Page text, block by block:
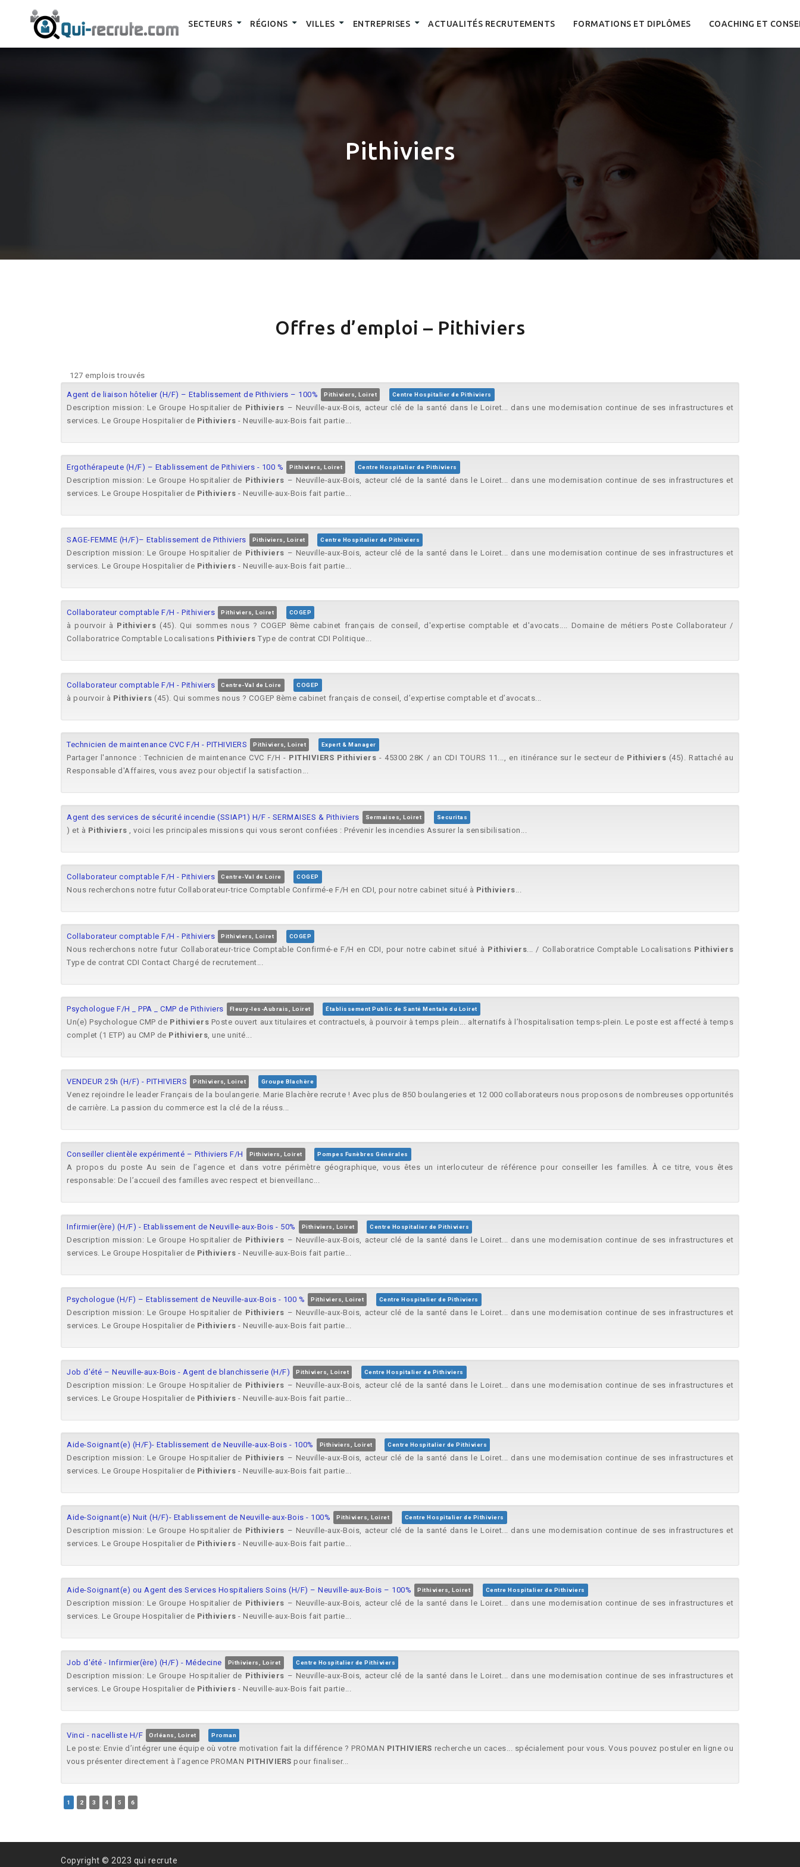
SECTEURS RÉGIONS VILLES ENTREPRISES ACTUALITÉS RECRUTEMENTS FORMATIONS ET DIPLÔMES COACHING ET
Pithiviers
Offres d’emploi – Pithiviers
127 emplois trouvés
Agent de liaison hôtelier (H/F) – Etablissement de Pithiviers – 100% Pithiviers, Loiret Centre Hospitalier de Pithiviers
Description mission: Le Groupe Hospitalier de Pithiviers – Neuville-aux-Bois, acteur clé de la santé dans le Loiret... dans une modernisation continue de ses infrastructures et
services. Le Groupe Hospitalier de Pithiviers - Neuville-aux-Bois fait partie...
Ergothérapeute (H/F) – Etablissement de Pithiviers - 100 % Pithiviers, Loiret Centre Hospitalier de Pithiviers
Description mission: Le Groupe Hospitalier de Pithiviers – Neuville-aux-Bois, acteur clé de la santé dans le Loiret... dans une modernisation continue de ses infrastructures et
services. Le Groupe Hospitalier de Pithiviers - Neuville-aux-Bois fait partie...
SAGE-FEMME (H/F)– Etablissement de Pithiviers Pithiviers, Loiret Centre Hospitalier de Pithiviers
Description mission: Le Groupe Hospitalier de Pithiviers – Neuville-aux-Bois, acteur clé de la santé dans le Loiret... dans une modernisation continue de ses infrastructures et
services. Le Groupe Hospitalier de Pithiviers - Neuville-aux-Bois fait partie...
Collaborateur comptable F/H - Pithiviers Pithiviers, Loiret COGEP
à pourvoir à Pithiviers (45). Qui sommes nous ? COGEP 8ème cabinet français de conseil, d'expertise comptable et d'avocats.... Domaine de métiers Poste Collaborateur /
Collaboratrice Comptable Localisations Pithiviers Type de contrat CDI Politique...
Collaborateur comptable F/H - Pithiviers Centre-Val de Loire COGEP
à pourvoir à Pithiviers (45). Qui sommes nous ? COGEP 8ème cabinet français de conseil, d’expertise comptable et d’avocats...
Technicien de maintenance CVC F/H - PITHIVIERS Pithiviers, Loiret Expert & Manager
Partager l'annonce : Technicien de maintenance CVC F/H - PITHIVIERS Pithiviers - 45300 28K / an CDI TOURS 11..., en itinérance sur le secteur de Pithiviers (45). Rattaché au
Responsable d'Affaires, vous avez pour objectif la satisfaction...
Agent des services de sécurité incendie (SSIAP1) H/F - SERMAISES & Pithiviers Sermaises, Loiret Securitas
) et à Pithiviers , voici les principales missions qui vous seront confiées : Prévenir les incendies Assurer la sensibilisation...
Collaborateur comptable F/H - Pithiviers Centre-Val de Loire COGEP
Nous recherchons notre futur Collaborateur-trice Comptable Confirmé-e F/H en CDI, pour notre cabinet situé à Pithiviers...
Collaborateur comptable F/H - Pithiviers Pithiviers, Loiret COGEP
Nous recherchons notre futur Collaborateur-trice Comptable Confirmé-e F/H en CDI, pour notre cabinet situé à Pithiviers... / Collaboratrice Comptable Localisations Pithiviers
Type de contrat CDI Contact Chargé de recrutement...
Psychologue F/H _ PPA _ CMP de Pithiviers Fleury-les-Aubrais, Loiret Établissement Public de Santé Mentale du Loiret
Un(e) Psychologue CMP de Pithiviers Poste ouvert aux titulaires et contractuels, à pourvoir à temps plein... alternatifs à l’hospitalisation temps-plein. Le poste est affecté à temps
complet (1 ETP) au CMP de Pithiviers, une unité...
VENDEUR 25h (H/F) - PITHIVIERS Pithiviers, Loiret Groupe Blachère
Venez rejoindre le leader Français de la boulangerie. Marie Blachère recrute ! Avec plus de 850 boulangeries et 12 000 collaborateurs nous proposons de nombreuses opportunités
de carrière. La passion du commerce est la clé de la réuss...
Conseiller clientèle expérimenté – Pithiviers F/H Pithiviers, Loiret Pompes Funèbres Générales
A propos du poste Au sein de l’agence et dans votre périmètre géographique, vous êtes un interlocuteur de référence pour conseiller les familles. À ce titre, vous êtes
responsable: De l’accueil des familles avec respect et bienveillanc...
Infirmier(ère) (H/F) - Etablissement de Neuville-aux-Bois - 50% Pithiviers, Loiret Centre Hospitalier de Pithiviers
Description mission: Le Groupe Hospitalier de Pithiviers – Neuville-aux-Bois, acteur clé de la santé dans le Loiret... dans une modernisation continue de ses infrastructures et
services. Le Groupe Hospitalier de Pithiviers - Neuville-aux-Bois fait partie...
Psychologue (H/F) – Etablissement de Neuville-aux-Bois - 100 % Pithiviers, Loiret Centre Hospitalier de Pithiviers
Description mission: Le Groupe Hospitalier de Pithiviers – Neuville-aux-Bois, acteur clé de la santé dans le Loiret... dans une modernisation continue de ses infrastructures et
services. Le Groupe Hospitalier de Pithiviers - Neuville-aux-Bois fait partie...
Job d’été – Neuville-aux-Bois - Agent de blanchisserie (H/F) Pithiviers, Loiret Centre Hospitalier de Pithiviers
Description mission: Le Groupe Hospitalier de Pithiviers – Neuville-aux-Bois, acteur clé de la santé dans le Loiret... dans une modernisation continue de ses infrastructures et
services. Le Groupe Hospitalier de Pithiviers - Neuville-aux-Bois fait partie...
Aide-Soignant(e) (H/F)- Etablissement de Neuville-aux-Bois - 100% Pithiviers, Loiret Centre Hospitalier de Pithiviers
Description mission: Le Groupe Hospitalier de Pithiviers – Neuville-aux-Bois, acteur clé de la santé dans le Loiret... dans une modernisation continue de ses infrastructures et
services. Le Groupe Hospitalier de Pithiviers - Neuville-aux-Bois fait partie...
Aide-Soignant(e) Nuit (H/F)- Etablissement de Neuville-aux-Bois - 100% Pithiviers, Loiret Centre Hospitalier de Pithiviers
Description mission: Le Groupe Hospitalier de Pithiviers – Neuville-aux-Bois, acteur clé de la santé dans le Loiret... dans une modernisation continue de ses infrastructures et
services. Le Groupe Hospitalier de Pithiviers - Neuville-aux-Bois fait partie...
Aide-Soignant(e) ou Agent des Services Hospitaliers Soins (H/F) – Neuville-aux-Bois – 100% Pithiviers, Loiret Centre Hospitalier de Pithiviers
Description mission: Le Groupe Hospitalier de Pithiviers – Neuville-aux-Bois, acteur clé de la santé dans le Loiret... dans une modernisation continue de ses infrastructures et
services. Le Groupe Hospitalier de Pithiviers - Neuville-aux-Bois fait partie...
Job d'été - Infirmier(ère) (H/F) - Médecine Pithiviers, Loiret Centre Hospitalier de Pithiviers
Description mission: Le Groupe Hospitalier de Pithiviers – Neuville-aux-Bois, acteur clé de la santé dans le Loiret... dans une modernisation continue de ses infrastructures et
services. Le Groupe Hospitalier de Pithiviers - Neuville-aux-Bois fait partie...
Vinci - nacelliste H/F Orléans, Loiret Proman
Le poste: Envie d’intégrer une équipe où votre motivation fait la différence ? PROMAN PITHIVIERS recherche un caces... spécialement pour vous. Vous pouvez postuler en ligne ou
vous présenter directement à l’agence PROMAN PITHIVIERS pour finaliser...
1 2 3 4 5 6
Copyright © 2023 qui recrute